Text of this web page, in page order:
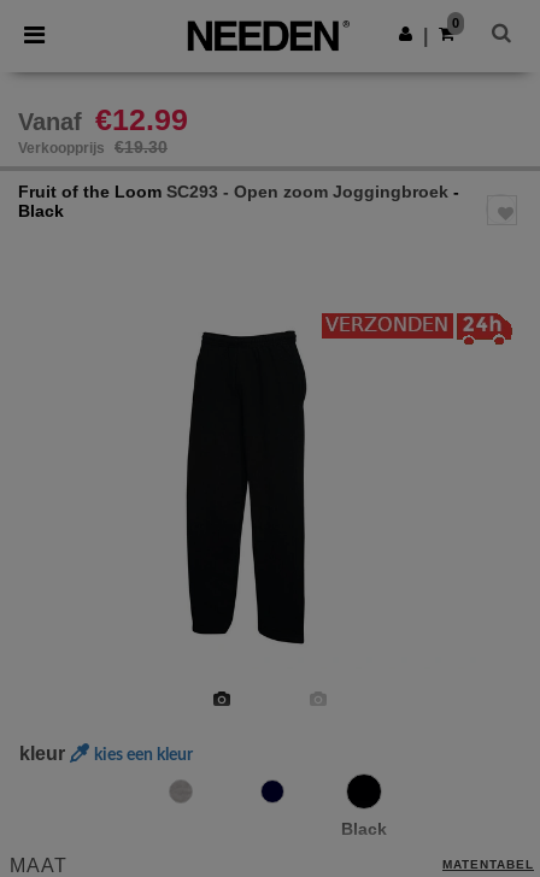
× Needen-app
Betere prijzen in de app!
Download app
0
Vanaf €12.99
Verkoopprijs €19.30
Fruit of the Loom SC293 - Open zoom Joggingbroek -
Black
kleur kies een kleur
Black
MAAT MATENTABEL